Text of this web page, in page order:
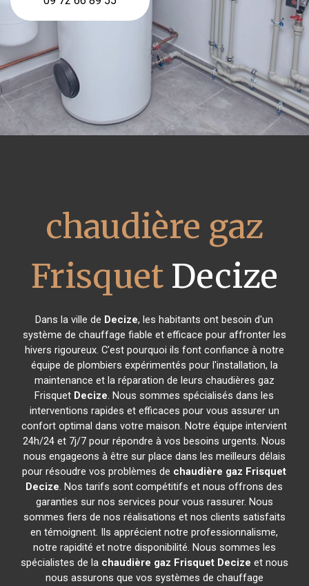
chaudière gaz
FrisquetDecize
Dans la ville de Decize, les habitants ont besoin d'un
système de chauffage fiable et efficace pour affronter les
hivers rigoureux. C'est pourquoi ils font confiance à notre
équipe de plombiers expérimentés pour l'installation, la
maintenance et la réparation de leurs chaudières gaz
Frisquet Decize. Nous sommes spécialisés dans les
interventions rapides et efficaces pour vous assurer un
confort optimal dans votre maison. Notre équipe intervient
24h/24 et 7j/7 pour répondre à vos besoins urgents. Nous
nous engageons à être sur place dans les meilleurs délais
pour résoudre vos problèmes de chaudière gaz Frisquet
Decize. Nos tarifs sont compétitifs et nous offrons des
garanties sur nos services pour vous rassurer. Nous
sommes fiers de nos réalisations et nos clients satisfaits
en témoignent. Ils apprécient notre professionnalisme,
notre rapidité et notre disponibilité. Nous sommes les
spécialistes de la chaudière gaz Frisquet Decize et nous
nous assurons que vos systèmes de chauffage